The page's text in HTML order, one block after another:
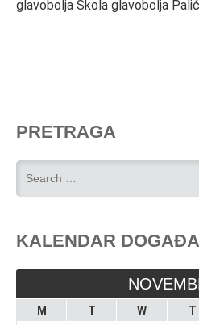
glavobolja Škola glavobolja
PRETRAGA
KALENDAR
M T W T